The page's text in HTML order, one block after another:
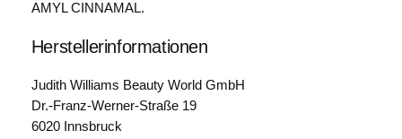
AMYL CINNAMAL.
Herstellerinformationen
Judith Williams Beauty World GmbH
Dr.-Franz-Werner-Straße 19
6020 Innsbruck